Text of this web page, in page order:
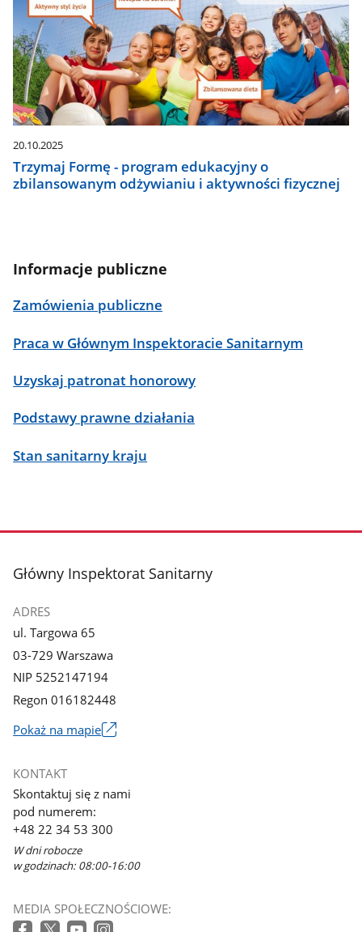
20.10.2025
Trzymaj Formę - program edukacyjny o
zbilansowanym odżywianiu i aktywności fizycznej
Informacje publiczne
Zamówienia publiczne
Praca w Głównym Inspektoracie Sanitarnym
Uzyskaj patronat honorowy
Podstawy prawne działania
Stan sanitarny kraju
stopka
Główny Inspektorat Sanitarny
ADRES
ul. Targowa 65
03-729 Warszawa
NIP 5252147194
Regon 016182448
Pokaż na mapie
się
w
nowym
oknie
KONTAKT
Skontaktuj się z nami
pod numerem:
+48 22 34 53 300
W dni robocze
w godzinach: 08:00-16:00
MEDIA SPOŁECZNOŚCIOWE: